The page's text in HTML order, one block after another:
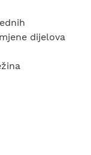
dijelova